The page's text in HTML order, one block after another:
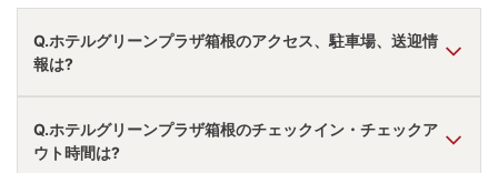
Q.ホテルグリーンプラザ箱根のアクセス、駐車場、送迎情
報は?
A. 車で御殿場ＩＣより25分。
駐車場あり。
無料送迎あり。
Q.ホテルグリーンプラザ箱根のチェックイン・チェックア
ウト時間は?